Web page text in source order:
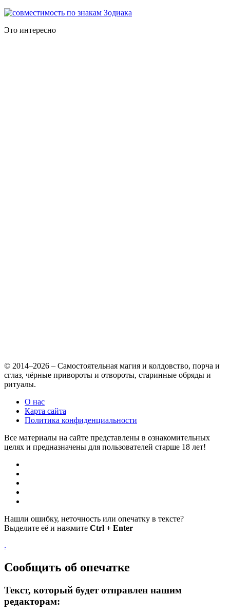
Это интересно
© 2014–2026 – Самостоятельная магия и колдовство, порча и
сглаз, чёрные привороты и отвороты, старинные обряды и
ритуалы.
О нас
Карта сайта
Политика конфиденциальности
Все материалы на сайте представлены в ознакомительных
целях и предназначены для пользователей старше 18 лет!
Нашли ошибку, неточность или опечатку в тексте?
Выделите её и нажмите Ctrl + Enter
.
Сообщить об опечатке
Текст, который будет отправлен нашим
редакторам: